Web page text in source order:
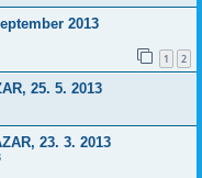
2013
1 2
25. 5. 2013
23. 3. 2013